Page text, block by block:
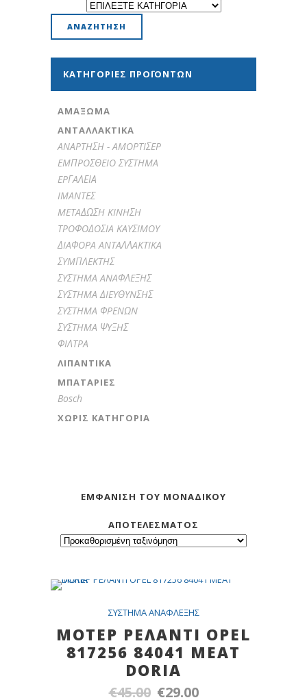
ΚΑΤΗΓΟΡΊΕΣ ΠΡΟΪΌΝΤΩΝ
ΑΜΆΞΩΜΑ
ΑΝΤΑΛΛΑΚΤΙΚΑ
ANAPTHΣH - AMOPTIΣEP
EMΠPOΣΘEIO ΣYΣTHMA
EPΓAΛΕΙΑ
IMANTEΣ
METAΔΩΣH KINHΣH
TPOΦOΔOΣIA KAYΣIMOY
ΔIAΦOPA ANTAΛΛAKTIKA
ΣYMΠΛEKTHΣ
ΣYΣTHMA ANAΦΛEΞHΣ
ΣYΣTHMA ΔIEYΘYNΣHΣ
ΣYΣTHMA ΦPENΩN
ΣYΣTHMA ΨYΞHΣ
ΦIΛTPA
ΛΙΠΑΝΤΙΚΆ
ΜΠΑΤΑΡΊΕΣ
Bosch
ΧΩΡΊΣ ΚΑΤΗΓΟΡΊΑ
ΕΜΦΆΝΙΣΗ ΤΟΥ ΜΟΝΑΔΙΚΟΎ
ΑΠΟΤΕΛΈΣΜΑΤΟΣ
ΣYΣTHMA ANAΦΛEΞHΣ
ΜΟΤΕΡ ΡΕΛΑΝΤΙ OPEL
817256 84041 MEAT
DORIA
€45.00 Original
€29.00Η